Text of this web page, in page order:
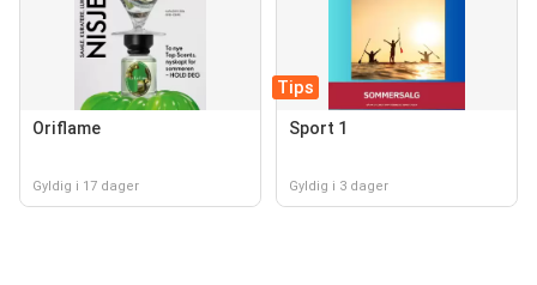
Oriflame
Gyldig i 17 dager
Tips
Sport 1
Gyldig i 3 dager